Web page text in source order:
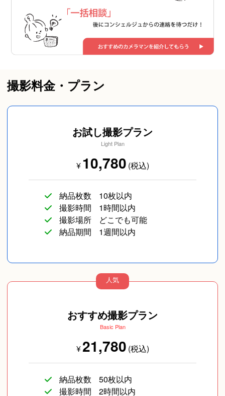
撮影料金・プラン
お試し撮影プラン
Light Plan
¥10,780 (税込)
納品枚数
10枚以内
撮影時間
1時間以内
撮影場所
どこでも可能
納品期間
1週間以内
人気
おすすめ撮影プラン
Basic Plan
¥21,780 (税込)
納品枚数
50枚以内
撮影時間
2時間以内